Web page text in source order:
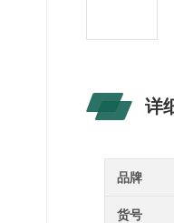
详
品牌
货号